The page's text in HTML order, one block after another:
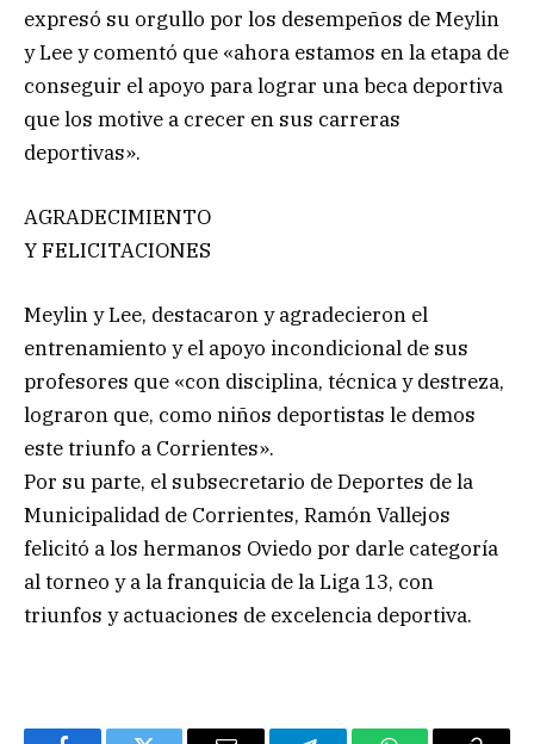
expresó su orgullo por los desempeños de Meylin
y Lee y comentó que «ahora estamos en la etapa de
conseguir el apoyo para lograr una beca deportiva
que los motive a crecer en sus carreras
deportivas».
AGRADECIMIENTO
Y FELICITACIONES
Meylin y Lee, destacaron y agradecieron el
entrenamiento y el apoyo incondicional de sus
profesores que «con disciplina, técnica y destreza,
lograron que, como niños deportistas le demos
este triunfo a Corrientes».
Por su parte, el subsecretario de Deportes de la
Municipalidad de Corrientes, Ramón Vallejos
felicitó a los hermanos Oviedo por darle categoría
al torneo y a la franquicia de la Liga 13, con
triunfos y actuaciones de excelencia deportiva.